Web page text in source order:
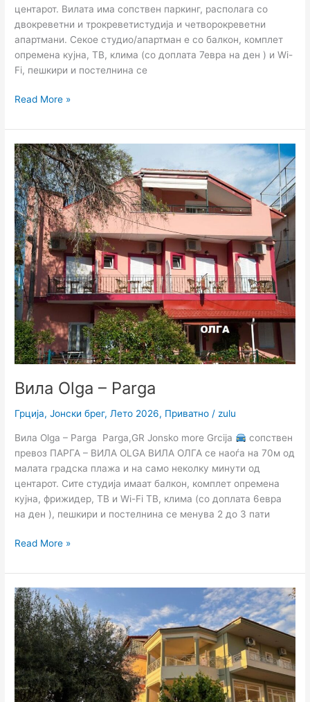
центарот. Вилата има сопствен паркинг, располага со
двокреветни и трокреветистудија и четворокреветни
апартмани. Секое студио/апартман е со балкон, комплет
опремена кујна, ТВ, клима (со доплата 7евра на ден ) и Wi-
Fi, пешкири и постелнина се
Read More »
Вила Olga – Parga
Грција,Јонски брег, Лето 2026, Приватно / zulu
Вила Olga – Parga Parga,GR Jonsko more Grcija
сопствен
превоз ПАРГА – ВИЛА OLGA ВИЛА ОЛГА се наоѓа на 70м од
малата градска плажа и на само неколку минути од
центарот. Сите студија имаат балкон, комплет опремена
кујна, фрижидер, ТВ и Wi-Fi ТВ, клима (со доплата 6евра
на ден ), пешкири и постелнина се менува 2 до 3 пати
Вила
Olga
–
Parga
Read More »
Вила
Мариа
–
Vrachos